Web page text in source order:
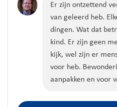
Er zijn ontzettend
van geleerd heb.
dingen. Wat dat
kind. Er zijn geen
kijk, wel zijn er
voor heb.
aanpakken en voor